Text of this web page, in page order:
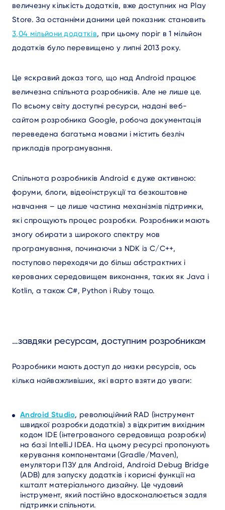
величезну кількість додатків, вже доступних на Play
Store. За останніми даними цей показник становить
3,04 мільйони додатків, при цьому поріг в 1 мільйон
додатків було перевищено у липні 2013 року.
Це яскравий доказ того, що над Android працює
величезна спільнота розробників. Але не лише це.
По всьому світу доступні ресурси, надані веб-
сайтом розробника Google, робоча документація
переведена багатьма мовами і містить безліч
прикладів програмування.
Спільнота розробників Android є дуже активною:
форуми, блоги, відеоінструкції та безкоштовне
навчання – це лише частина механізмів підтримки,
які спрощують процес розробки. Розробники мають
змогу обирати з широкого спектру мов
програмування, починаючи з NDK із C/C++,
поступово переходячи до більш абстрактних і
керованих середовищем виконання, таких як Java і
Kotlin, а також C#, Python і Ruby тощо.
…завдяки ресурсам, доступним розробникам
Розробники мають доступ до низки ресурсів, ось
кілька найважливіших, які варто взяти до уваги:
Android Studio, революційний RAD (інструмент
швидкої розробки додатків) з відкритим вихідним
кодом IDE (інтегрованого середовища розробки)
на базі IntelliJ IDEA. На цьому ресурсі пропонують
керування компонентами (Gradle/Maven),
емулятори ПЗУ для Android, Android Debug Bridge
(ADB) для запуску додатків і корисні функції на
кшталт матеріального дизайну. Це чудовий
інструмент, який постійно вдосконалюється задля
підтримки спільноти.